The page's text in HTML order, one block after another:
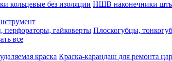
кольцевые без изоляции НШВ наконечники
гайковерты Плоскогубцы,
все
краска Краска-карандаш для ремонта